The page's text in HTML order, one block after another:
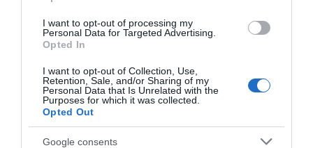
I want to opt-out of processing my
Personal Data for Targeted Advertising.
Opted In
I want to opt-out of Collection, Use,
Retention, Sale, and/or Sharing of my
Personal Data that Is Unrelated with the
Purposes for which it was collected.
Opted Out
Google consents